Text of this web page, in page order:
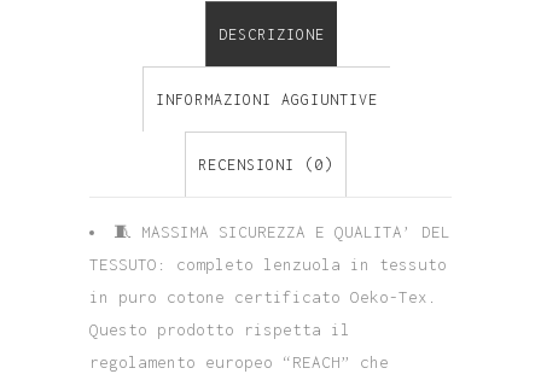
DESCRIZIONE
INFORMAZIONI AGGIUNTIVE
RECENSIONI (0)
🧵 MASSIMA SICUREZZA E QUALITA’ DEL
TESSUTO: completo lenzuola in tessuto
in puro cotone certificato Oeko-Tex.
Questo prodotto rispetta il
regolamento europeo “REACH” che